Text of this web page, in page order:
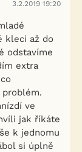
3.2.2019 19:20
kleci až do
odstavíme
extra
ve
jak říkáte
k jednomu
si úplně